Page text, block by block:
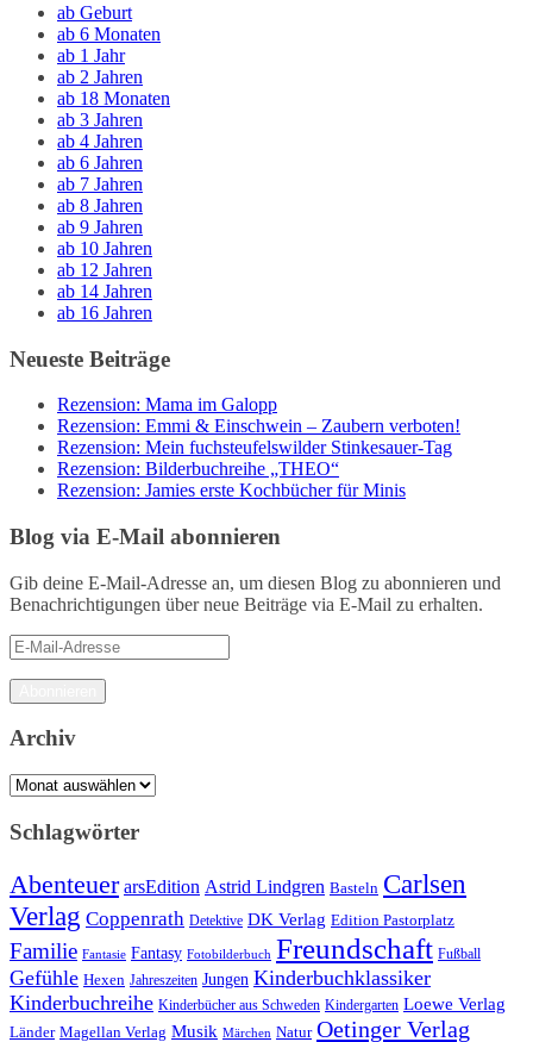
ab Geburt
ab 6 Monaten
ab 1 Jahr
ab 2 Jahren
ab 18 Monaten
ab 3 Jahren
ab 4 Jahren
ab 6 Jahren
ab 7 Jahren
ab 8 Jahren
ab 9 Jahren
ab 10 Jahren
ab 12 Jahren
ab 14 Jahren
ab 16 Jahren
Neueste Beiträge
Rezension: Mama im Galopp
Rezension: Emmi & Einschwein – Zaubern verboten!
Rezension: Mein fuchsteufelswilder Stinkesauer-Tag
Rezension: Bilderbuchreihe „THEO“
Rezension: Jamies erste Kochbücher für Minis
Blog via E-Mail abonnieren
Gib deine E-Mail-Adresse an, um diesen Blog zu abonnieren und
Benachrichtigungen über neue Beiträge via E-Mail zu erhalten.
E-
Mail-
Adresse
Archiv
Archiv
Schlagwörter
Abenteuer arsEdition Astrid Lindgren Basteln Carlsen
Verlag Coppenrath Detektive DK Verlag Edition Pastorplatz
Familie Fantasie Fantasy Fotobilderbuch Freundschaft Fußball
Gefühle Hexen Jahreszeiten Jungen Kinderbuchklassiker
Kinderbuchreihe Kinderbücher aus Schweden Kindergarten Loewe Verlag
Länder Magellan Verlag Musik Märchen Natur Oetinger Verlag